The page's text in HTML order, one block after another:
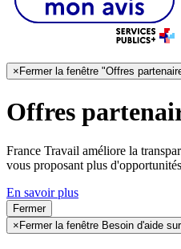
× Fermer la fenêtre "Offres
Offres
France Travail améliore la
vous proposant plus
En savoir plus
Fermer
× Fermer la fenêtre Besoin d'aide